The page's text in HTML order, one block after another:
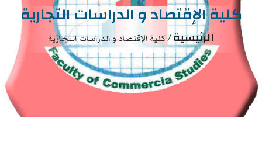
كلية الإقتصاد و الدراسات التجارية
الرئيسية/كلية الإقتصاد و الدراسات التجارية